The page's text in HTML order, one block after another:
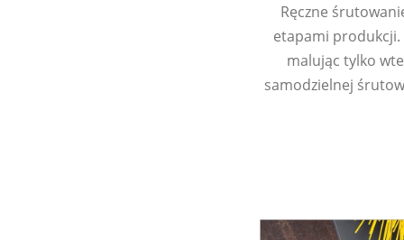
Ręczne
etapami produkcji.
malując tylko
samodzielnej